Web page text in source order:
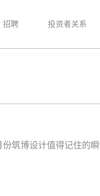
招聘 投资者关系
筑博设计值得记住的瞬